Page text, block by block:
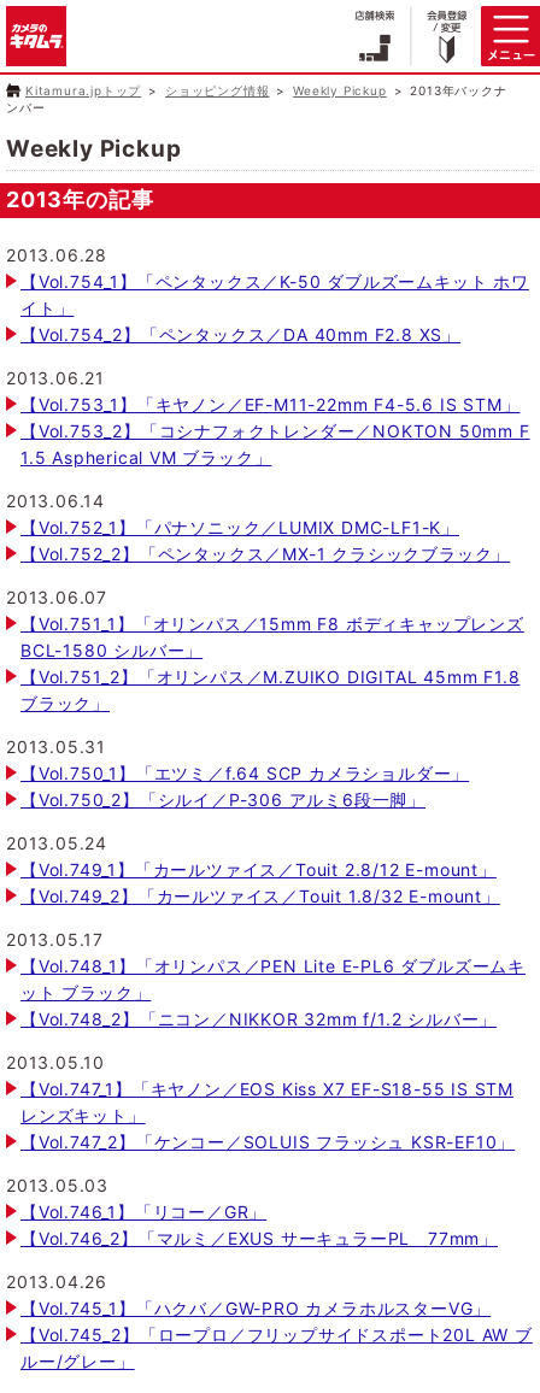
Kitamura.jpトップ ショッピング情報 Weekly Pickup
2013年バックナ
ンバー
Weekly Pickup
2013年の記事
2013.06.28
【Vol.754_1】「ペンタックス／K-50 ダブルズームキット ホワ
イト」
【Vol.754_2】「ペンタックス／DA 40mm F2.8 XS」
2013.06.21
【Vol.753_1】「キヤノン／EF-M11-22mm F4-5.6 IS STM」
【Vol.753_2】「コシナフォクトレンダー／NOKTON 50mm F
1.5 Aspherical VM ブラック」
2013.06.14
【Vol.752_1】「パナソニック／LUMIX DMC-LF1-K」
【Vol.752_2】「ペンタックス／MX-1 クラシックブラック」
2013.06.07
【Vol.751_1】「オリンパス／15mm F8 ボディキャップレンズ
BCL-1580 シルバー」
【Vol.751_2】「オリンパス／M.ZUIKO DIGITAL 45mm F1.8
ブラック」
2013.05.31
【Vol.750_1】「エツミ／f.64 SCP カメラショルダー」
【Vol.750_2】「シルイ／P-306 アルミ6段一脚」
2013.05.24
【Vol.749_1】「カールツァイス／Touit 2.8/12 E-mount」
【Vol.749_2】「カールツァイス／Touit 1.8/32 E-mount」
2013.05.17
【Vol.748_1】「オリンパス／PEN Lite E-PL6 ダブルズームキ
ット ブラック」
【Vol.748_2】「ニコン／NIKKOR 32mm f/1.2 シルバー」
2013.05.10
【Vol.747_1】「キヤノン／EOS Kiss X7 EF-S18-55 IS STM
レンズキット」
【Vol.747_2】「ケンコー／SOLUIS フラッシュ KSR-EF10」
2013.05.03
【Vol.746_1】「リコー／GR」
【Vol.746_2】「マルミ／EXUS サーキュラーPL 77mm」
2013.04.26
【Vol.745_1】「ハクバ／GW-PRO カメラホルスターVG」
【Vol.745_2】「ロープロ／フリップサイドスポート20L AW ブ
ルー/グレー」